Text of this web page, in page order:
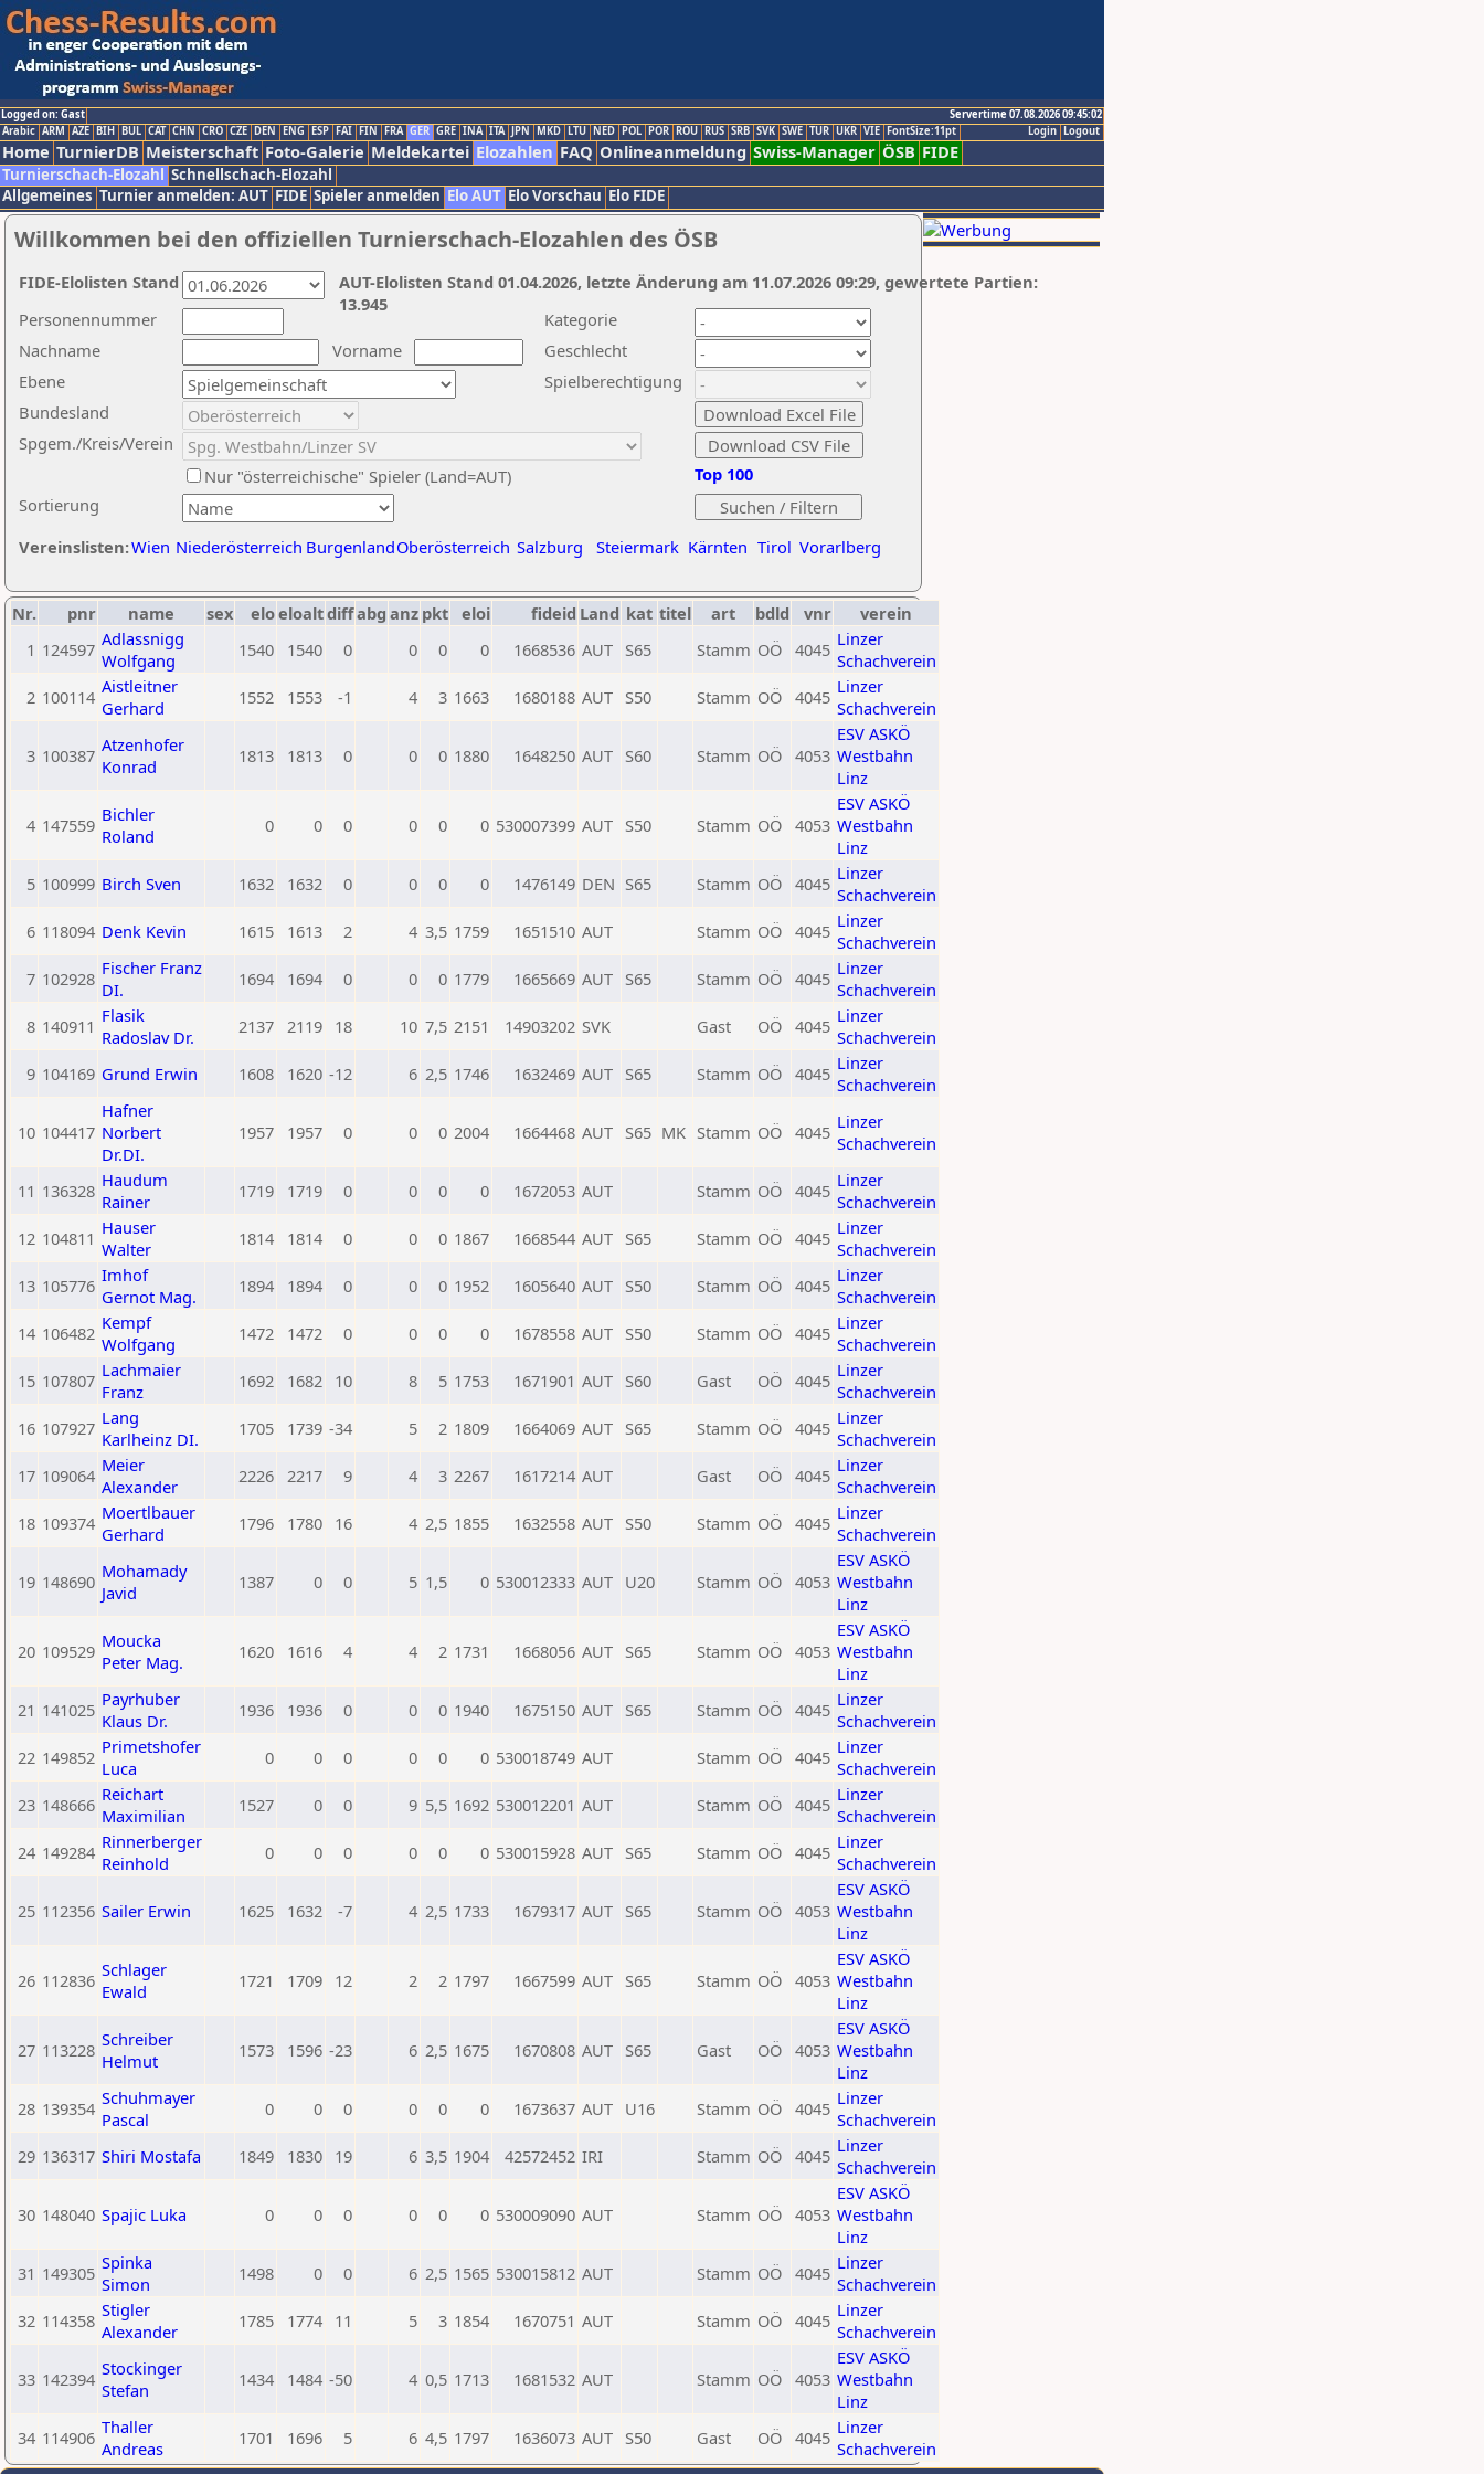
Logged on: Gast
Servertime 07.08.2026 09:45:02
Logout
Login
Arabic ARM AZE BIH BUL CAT CHN CRO CZE DEN ENG ESP FAI FIN FRA GER GRE INA ITA JPN MKD LTU NED POL POR ROU RUS SRB SVK SWE TUR UKR VIE FontSize:11pt
Home TurnierDB Meisterschaft Foto-Galerie Meldekartei Elozahlen FAQ Onlineanmeldung Swiss-Manager ÖSB FIDE
Turnierschach-Elozahl Schnellschach-Elozahl
Allgemeines Turnier anmelden: AUT FIDE Spieler anmelden Elo AUT Elo Vorschau Elo FIDE
Willkommen bei den offiziellen Turnierschach-Elozahlen des ÖSB
Nachname
Vorname
Ebene
Kategorie
Sortierung
Personennummer
Bundesland
Spgem./Kreis/Verein
Geschlecht
Nur "österreichische" Spieler (Land=AUT)
Spielberechtigung
Vereinslisten:Wien Niederösterreich BurgenlandOberösterreich Salzburg Steiermark Kärnten Tirol Vorarlberg
Top 100
AUT-Elolisten Stand 01.04.2026, letzte Änderung am 11.07.2026 09:29, gewertete Partien:
13.945
FIDE-Elolisten Stand
Nr. pnr name sex eloeloaltdiffabg anz pkt eloi fideid Land kat titel art bdld vnr
verein
1 124597 Adlassnigg
Wolfgang
1540 1540 0 0 0 0 1668536 AUT S65 Stamm OÖ 4045 Linzer
Schachverein
2 100114 Aistleitner
Gerhard
1552 1553 -1 4 3 1663 1680188 AUT S50 Stamm OÖ 4045 Linzer
Schachverein
3 100387 Atzenhofer
Konrad
1813 1813 0 0 0 1880 1648250 AUT S60 Stamm OÖ 4053
ESV ASKÖ
Westbahn
Linz
4 147559 Bichler
Roland
0 0 0 0 0 0 530007399 AUT S50 Stamm OÖ 4053
ESV ASKÖ
Westbahn
Linz
5 100999 Birch Sven 1632 1632 0 0 0 0 1476149 DEN S65 Stamm OÖ 4045 Linzer
Schachverein
6 118094 Denk Kevin 1615 1613 2 4 3,5 1759 1651510 AUT Stamm OÖ 4045 Linzer
Schachverein
7 102928 Fischer Franz
DI.
1694 1694 0 0 0 1779 1665669 AUT S65 Stamm OÖ 4045 Linzer
Schachverein
8 140911 Flasik
Radoslav Dr.
2137 2119 18 10 7,5 2151 14903202 SVK Gast OÖ 4045 Linzer
Schachverein
9 104169 Grund Erwin 1608 1620 -12 6 2,5 1746 1632469 AUT S65 Stamm OÖ 4045 Linzer
Schachverein
10 104417
Hafner
Norbert
Dr.DI.
1957 1957 0 0 0 2004 1664468 AUT S65 MK Stamm OÖ 4045 Linzer
Schachverein
11 136328 Haudum
Rainer
1719 1719 0 0 0 0 1672053 AUT Stamm OÖ 4045 Linzer
Schachverein
12 104811 Hauser
Walter
1814 1814 0 0 0 1867 1668544 AUT S65 Stamm OÖ 4045 Linzer
Schachverein
13 105776 Imhof
Gernot Mag.
1894 1894 0 0 0 1952 1605640 AUT S50 Stamm OÖ 4045 Linzer
Schachverein
14 106482 Kempf
Wolfgang
1472 1472 0 0 0 0 1678558 AUT S50 Stamm OÖ 4045 Linzer
Schachverein
15 107807 Lachmaier
Franz
1692 1682 10 8 5 1753 1671901 AUT S60 Gast OÖ 4045 Linzer
Schachverein
16 107927 Lang
Karlheinz DI.
1705 1739 -34 5 2 1809 1664069 AUT S65 Stamm OÖ 4045 Linzer
Schachverein
17 109064 Meier
Alexander
2226 2217 9 4 3 2267 1617214 AUT Gast OÖ 4045 Linzer
Schachverein
18 109374 Moertlbauer
Gerhard
1796 1780 16 4 2,5 1855 1632558 AUT S50 Stamm OÖ 4045 Linzer
Schachverein
19 148690 Mohamady
Javid
1387 0 0 5 1,5 0 530012333 AUT U20 Stamm OÖ 4053
ESV ASKÖ
Westbahn
Linz
20 109529 Moucka
Peter Mag.
1620 1616 4 4 2 1731 1668056 AUT S65 Stamm OÖ 4053
ESV ASKÖ
Westbahn
Linz
21 141025 Payrhuber
Klaus Dr.
1936 1936 0 0 0 1940 1675150 AUT S65 Stamm OÖ 4045 Linzer
Schachverein
22 149852 Primetshofer
Luca
0 0 0 0 0 0 530018749 AUT Stamm OÖ 4045 Linzer
Schachverein
23 148666 Reichart
Maximilian
1527 0 0 9 5,5 1692 530012201 AUT Stamm OÖ 4045 Linzer
Schachverein
24 149284 Rinnerberger
Reinhold
0 0 0 0 0 0 530015928 AUT S65 Stamm OÖ 4045 Linzer
Schachverein
25 112356 Sailer Erwin 1625 1632 -7 4 2,5 1733 1679317 AUT S65 Stamm OÖ 4053
ESV ASKÖ
Westbahn
Linz
26 112836 Schlager
Ewald
1721 1709 12 2 2 1797 1667599 AUT S65 Stamm OÖ 4053
ESV ASKÖ
Westbahn
Linz
27 113228 Schreiber
Helmut
1573 1596 -23 6 2,5 1675 1670808 AUT S65 Gast OÖ 4053
ESV ASKÖ
Westbahn
Linz
28 139354 Schuhmayer
Pascal
0 0 0 0 0 0 1673637 AUT U16 Stamm OÖ 4045 Linzer
Schachverein
29 136317 Shiri Mostafa 1849 1830 19 6 3,5 1904 42572452 IRI Stamm OÖ 4045 Linzer
Schachverein
30 148040 Spajic Luka 0 0 0 0 0 0 530009090 AUT Stamm OÖ 4053
ESV ASKÖ
Westbahn
Linz
31 149305 Spinka
Simon
1498 0 0 6 2,5 1565 530015812 AUT Stamm OÖ 4045 Linzer
Schachverein
32 114358 Stigler
Alexander
1785 1774 11 5 3 1854 1670751 AUT Stamm OÖ 4045 Linzer
Schachverein
33 142394 Stockinger
Stefan
1434 1484 -50 4 0,5 1713 1681532 AUT Stamm OÖ 4053
ESV ASKÖ
Westbahn
Linz
34 114906 Thaller
Andreas
1701 1696 5 6 4,5 1797 1636073 AUT S50 Gast OÖ 4045 Linzer
Schachverein